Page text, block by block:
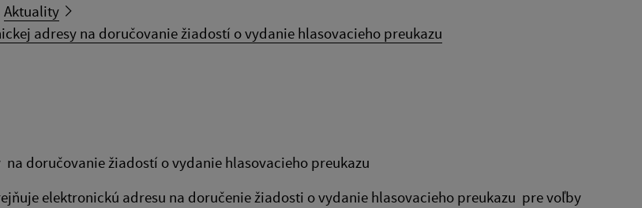
Aktuality
adresy na doručovanie žiadostí o vydanie hlasovacieho preukazu
doručovanie žiadostí o vydanie hlasovacieho preukazu
elektronickú adresu na doručenie žiadosti o vydanie hlasovacieho preukazu pre voľby